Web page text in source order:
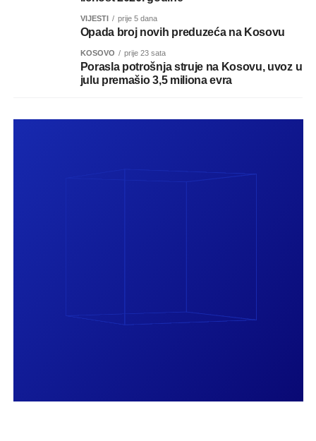
VIJESTI prije 5 dana
Opada broj novih preduzeća na Kosovu
KOSOVO prije 23 sata
Porasla potrošnja struje na Kosovu, uvoz u
julu premašio 3,5 miliona evra